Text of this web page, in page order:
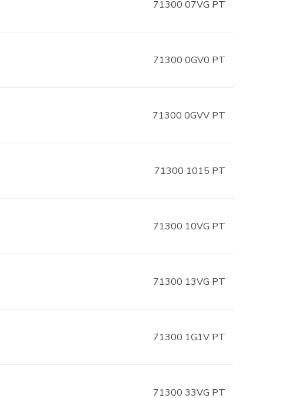
71300 07VG PT
71300 0GV0 PT
71300 0GVV PT
71300 1015 PT
71300 10VG PT
71300 13VG PT
71300 1G1V PT
71300 33VG PT